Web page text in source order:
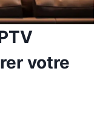
votre